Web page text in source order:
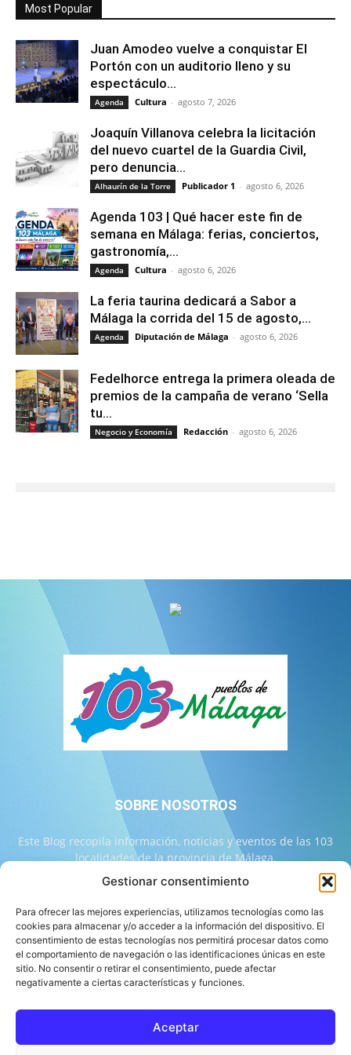
Gestionar consentimiento
Para ofrecer las mejores experiencias, utilizamos tecnologías como las
cookies para almacenar y/o acceder a la información del dispositivo. El
consentimiento de estas tecnologías nos permitirá procesar datos como
el comportamiento de navegación o las identificaciones únicas en este
sitio. No consentir o retirar el consentimiento, puede afectar
negativamente a ciertas características y funciones.
Aceptar
Most Popular
Juan Amodeo vuelve a conquistar El
Portón con un auditorio lleno y su
espectáculo...
Agenda Cultura - agosto 7, 2026
Joaquín Villanova celebra la licitación
del nuevo cuartel de la Guardia Civil,
pero denuncia...
Alhaurín de la Torre Publicador 1 - agosto 6, 2026
Agenda 103 | Qué hacer este fin de
semana en Málaga: ferias, conciertos,
gastronomía,...
Agenda Cultura - agosto 6, 2026
La feria taurina dedicará a Sabor a
Málaga la corrida del 15 de agosto,...
Agenda Diputación de Málaga - agosto 6, 2026
Fedelhorce entrega la primera oleada de
premios de la campaña de verano ‘Sella
tu...
Negocio y Economía Redacción - agosto 6, 2026
SOBRE NOSOTROS
Este Blog recopila información, noticias y eventos de las 103
localidades de la provincia de Málaga.
Contáctanos: info@103malaga.com
SÍGUENOS